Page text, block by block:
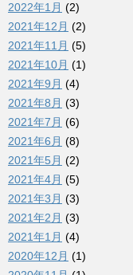
2022年1月 (2)
2021年12月 (2)
2021年11月 (5)
2021年10月 (1)
2021年9月 (4)
2021年8月 (3)
2021年7月 (6)
2021年6月 (8)
2021年5月 (2)
2021年4月 (5)
2021年3月 (3)
2021年2月 (3)
2021年1月 (4)
2020年12月 (1)